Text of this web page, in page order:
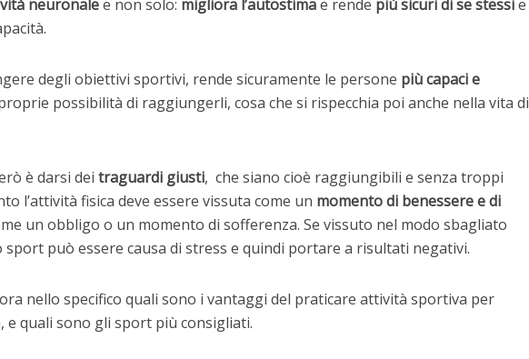
neuronalee non solo: migliora l’autostimae rende più sicuri di se stessie
degli obiettivi sportivi, rende sicuramente le persone più capaci e
possibilità di raggiungerli, cosa che si rispecchia poi anche nella vita di
è darsi dei traguardi giusti, che siano cioè raggiungibili e senza troppi
l’attività fisica deve essere vissuta come un momento di benessere e di
un obbligo o un momento di sofferenza. Se vissuto nel modo sbagliato
sport può essere causa di stress e quindi portare a risultati negativi.
nello specifico quali sono i vantaggi del praticare attività sportiva per
e quali sono gli sport più consigliati.